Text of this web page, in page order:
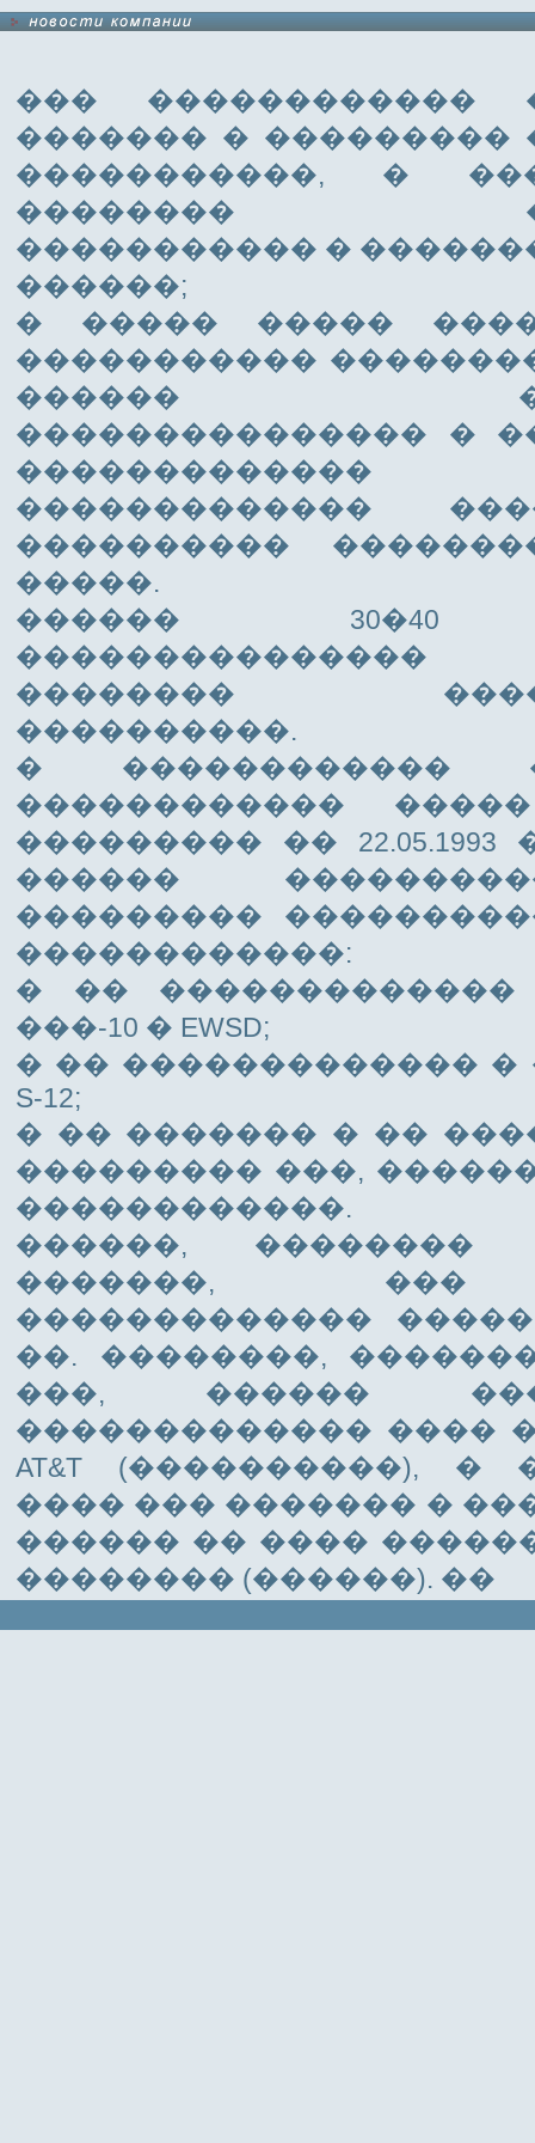
��� ������������
������� � ���������
�����������, �
��������
����������� �
������;
� ����� �����
�����������
������
��������������� �
�������������
����������
�����.
������ 30�40
��������
����������.
� ������������
������������
��������� �� 22.05.1993
������
���������
������������:
� ��
���-10 � EWSD;
� �� ������������� �
S-12;
� �� ������� � ��
��������� ���,
������������.
������, ��������
�������, ���
�������������
��. ��������,
���, ������
������������� ����
AT&T (����������),
���� ��� ������� �
������ �� ����
�������� (������). ��